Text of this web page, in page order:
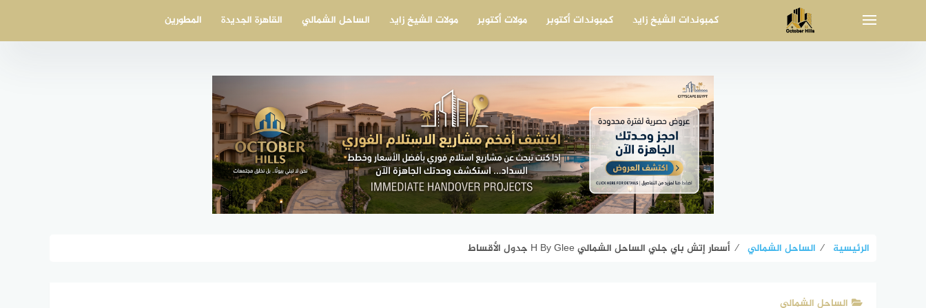
كمبوندات الشيخ زايد كمبوندات أكتوبر مولات أكتوبر مولات الشيخ زايد الساحل الشمالي القاهرة الجديدة المطورين
الرئيسية ⁄ الساحل الشمالي ⁄ أسعار إتش باي جلي الساحل الشمالي H By Glee جدول الأقساط
الساحل الشمالي